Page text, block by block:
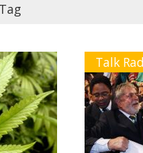
Tag
Talk